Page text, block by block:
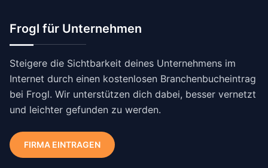
Frogl für Unternehmen
Steigere die Sichtbarkeit deines Unternehmens im
Internet durch einen kostenlosen Branchenbucheintrag
bei Frogl. Wir unterstützen dich dabei, besser vernetzt
und leichter gefunden zu werden.
FIRMA EINTRAGEN